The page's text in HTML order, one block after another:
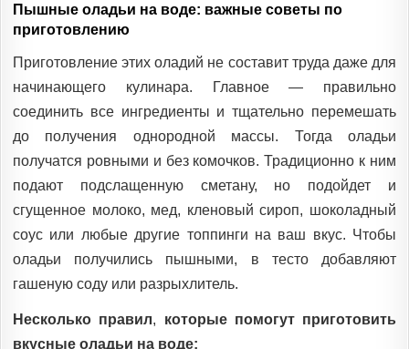
Пышные оладьи на воде: важные советы по
приготовлению
Приготовление этих оладий не составит труда даже для
начинающего кулинара. Главное — правильно
соединить все ингредиенты и тщательно перемешать
до получения однородной массы. Тогда оладьи
получатся ровными и без комочков. Традиционно к ним
подают подслащенную сметану, но подойдет и
сгущенное молоко, мед, кленовый сироп, шоколадный
соус или любые другие топпинги на ваш вкус. Чтобы
оладьи получились пышными, в тесто добавляют
гашеную соду или разрыхлитель.
Несколько правил, которые помогут приготовить
вкусные оладьи на воде: